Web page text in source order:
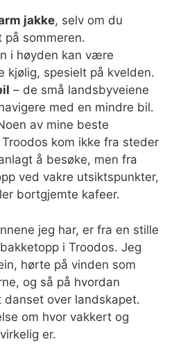
jakke, selv om du
på sommeren.
i høyden kan være
kjølig, spesielt på kvelden.
– de små landsbyveiene
med en mindre bil.
av mine beste
kom ikke fra steder
å besøke, men fra
ved vakre utsiktspunkter,
bortgjemte kafeer.
jeg har, er fra en stille
i Troodos. Jeg
hørte på vinden som
og så på hvordan
danset over landskapet.
om hvor vakkert og
er.